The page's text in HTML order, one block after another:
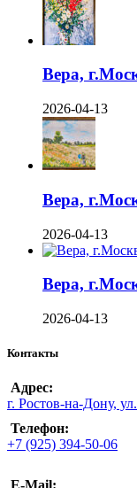
Вера,
2026-04-13
Вера,
2026-04-13
Вера,
2026-04-13
Контакты
Адрес:
г. Ростов-на-Дону,
Телефон:
+7 (925) 394-50-06